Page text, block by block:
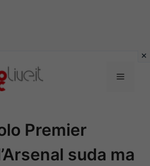
Menu
Premier
suda ma